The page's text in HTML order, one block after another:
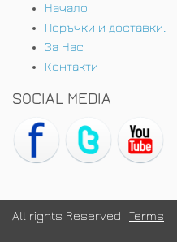
Начало
Поръчки и доставки.
За Нас
Контакти
SOCIAL MEDIA
All rights Reserved Terms